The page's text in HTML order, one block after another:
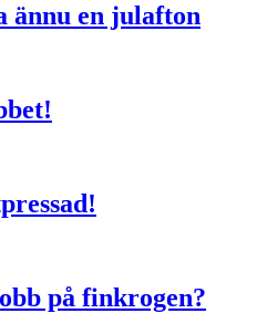
ännu en julafton
på finkrogen?